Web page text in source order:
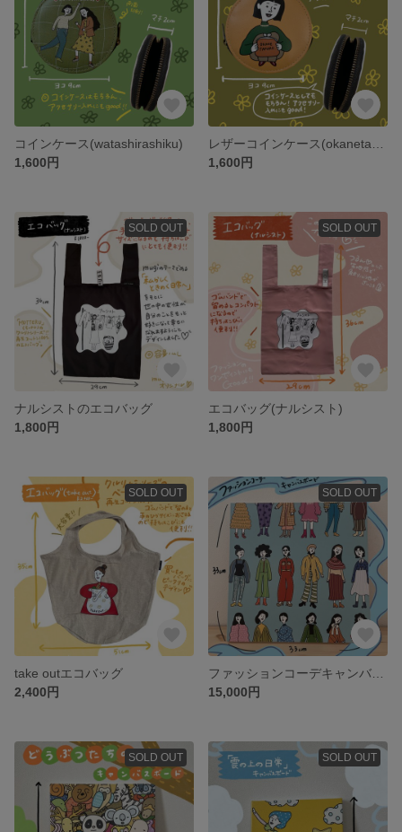
コインケース(watashirashiku)
1,600円
1,600円
SOLD OUT
ナルシストのエコバッグ
1,800円
SOLD OUT
エコバッグ(ナルシスト)
1,800円
SOLD OUT
take outエコバッグ
2,400円
SOLD OUT
15,000円
SOLD OUT SOLD OUT